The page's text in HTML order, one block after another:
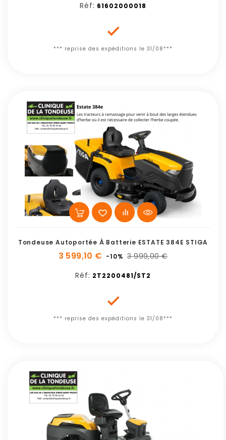
Réf: 61602000018

*** reprise des expéditions le 31/08***
Tondeuse Autoportée À Batterie ESTATE 384E STIGA
3 599,10 € -10% 3 999,00 €
Réf: 2T2200481/ST2

*** reprise des expéditions le 31/08***